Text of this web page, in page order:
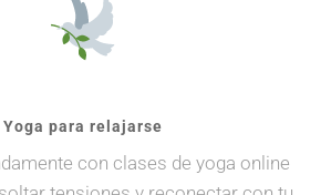
Yoga para relajarse
con clases de yoga online